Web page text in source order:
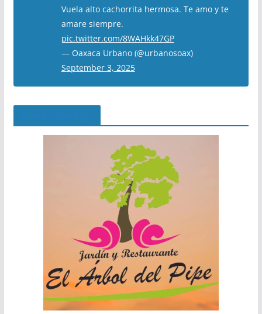
Vuela alto cachorrita hermosa. Te amo y te
amare siempre.
pic.twitter.com/8WAHkk47GP
— Oaxaca Urbano (@urbanosoax)
September 3, 2025